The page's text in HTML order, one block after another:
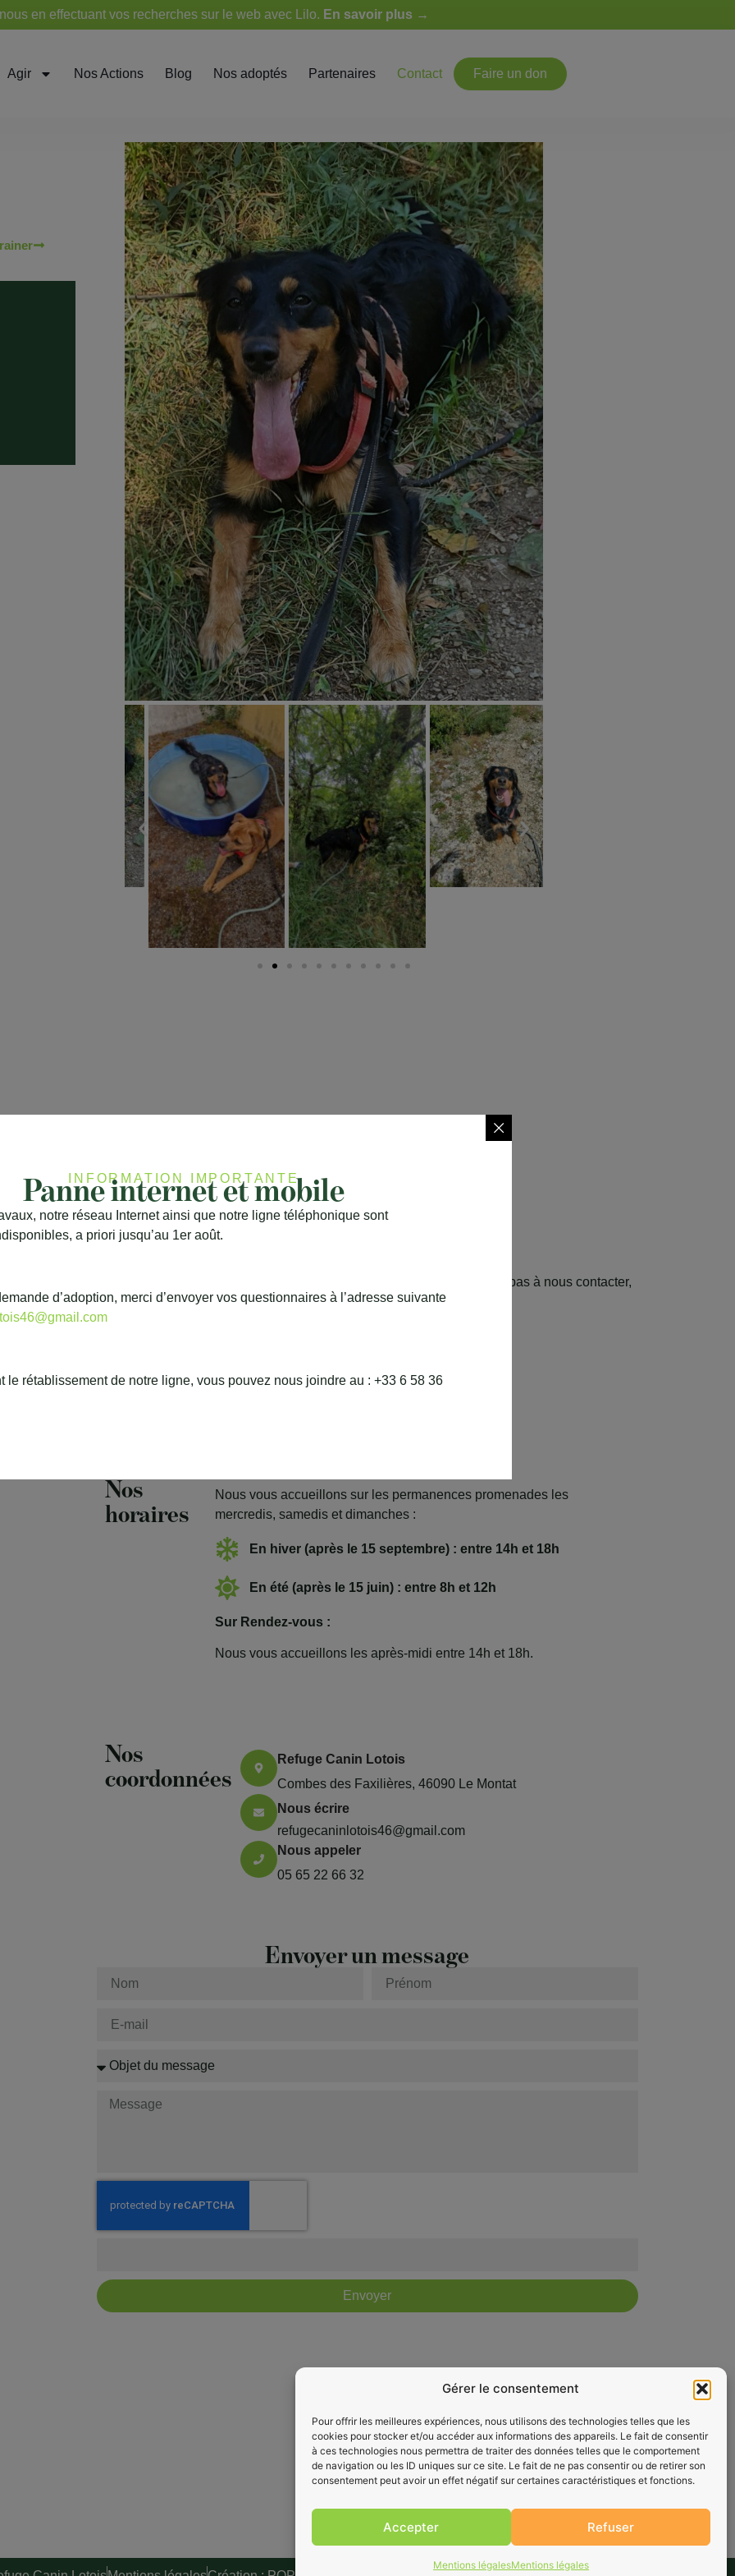
Gérer le consentement
Pour offrir les meilleures expériences, nous utilisons des technologies telles que les
cookies pour stocker et/ou accéder aux informations des appareils. Le fait de consentir
à ces technologies nous permettra de traiter des données telles que le comportement
de navigation ou les ID uniques sur ce site. Le fait de ne pas consentir ou de retirer son
consentement peut avoir un effet négatif sur certaines caractéristiques et fonctions.
Accepter Refuser
Mentions légalesMentions légales
en effectuant vos recherches sur le web avec Lilo. En savoir plus →
Agir Nos Actions Blog Nos adoptés Partenaires Contact Faire un don
Une question, envie d’adopter ou de soutenir notre refuge ? N’hésitez pas à nous contacter,
notre équipe se fera un plaisir de vous répondre.
Nos
horaires
Nous vous accueillons sur les permanences promenades les
mercredis, samedis et dimanches :
En hiver (après le 15 septembre) : entre 14h et 18h
En été (après le 15 juin) : entre 8h et 12h
Sur Rendez-vous :
Nous vous accueillons les après-midi entre 14h et 18h.
Nos
coordonnées
Refuge Canin Lotois
Combes des Faxilières, 46090 Le Montat
Nous écrire
refugecaninlotois46@gmail.com
Nous appeler
05 65 22 66 32
Envoyer un message
Envoyer
INFORMATION IMPORTANTE
Panne internet et mobile
notre réseau Internet ainsi que notre ligne téléphonique sont
a priori jusqu’au 1er août.
d’adoption, merci d’envoyer vos questionnaires à l’adresse suivante
le rétablissement de notre ligne, vous pouvez nous joindre au : +33 6 58 36